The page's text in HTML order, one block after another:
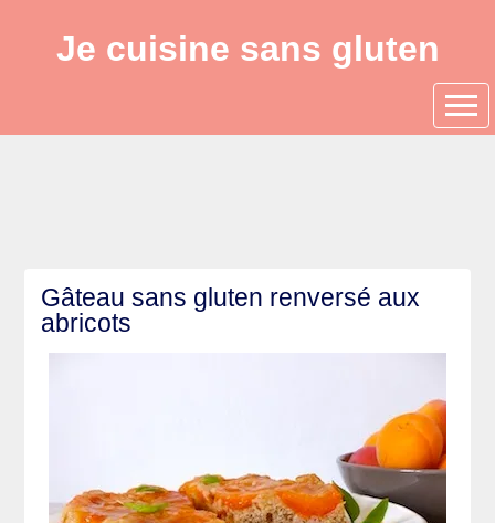
Je cuisine sans gluten
Gâteau sans gluten renversé aux
abricots